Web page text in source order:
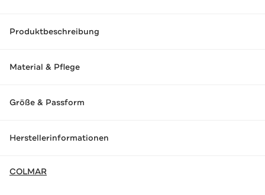
Produktbeschreibung
Material & Pflege
Größe & Passform
Herstellerinformationen
COLMAR